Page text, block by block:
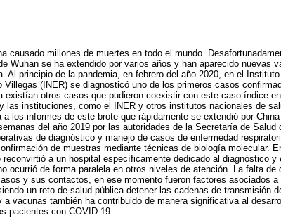
causado millones de muertes en todo el mundo.
Wuhan se ha extendido por varios años y han aparecido nuevas
Al principio de la pandemia, en febrero del año 2020, en el
Villegas (INER) se diagnosticó uno de los primeros casos
existían otros casos que pudieron coexistir con este caso índice
las instituciones, como el INER y otros institutos nacionales de
los informes de este brote que rápidamente se extendió por
del año 2019 por las autoridades de la Secretaría de Salud
de diagnóstico y manejo de casos de enfermedad
de muestras mediante técnicas de biología molecular.
reconvirtió a un hospital específicamente dedicado al diagnóstico y
ocurrió de forma paralela en otros niveles de atención. La falta de
y sus contactos, en ese momento fueron factores asociados a
un reto de salud pública detener las cadenas de transmisión
vacunas también ha contribuido de manera significativa al
pacientes con COVID-19.